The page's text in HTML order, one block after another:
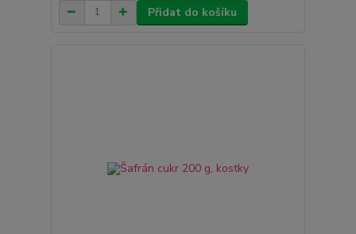
Přidat do košíku